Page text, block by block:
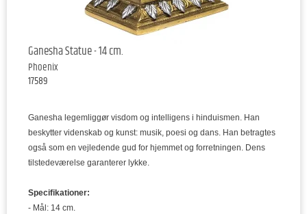
Ganesha Statue - 14 cm.
Phoenix
17589
Ganesha legemliggør visdom og intelligens i hinduismen. Han
beskytter videnskab og kunst: musik, poesi og dans. Han betragtes
også som en vejledende gud for hjemmet og forretningen. Dens
tilstedeværelse garanterer lykke.
Specifikationer:
- Mål: 14 cm.